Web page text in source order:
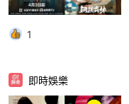
1
即時娛樂